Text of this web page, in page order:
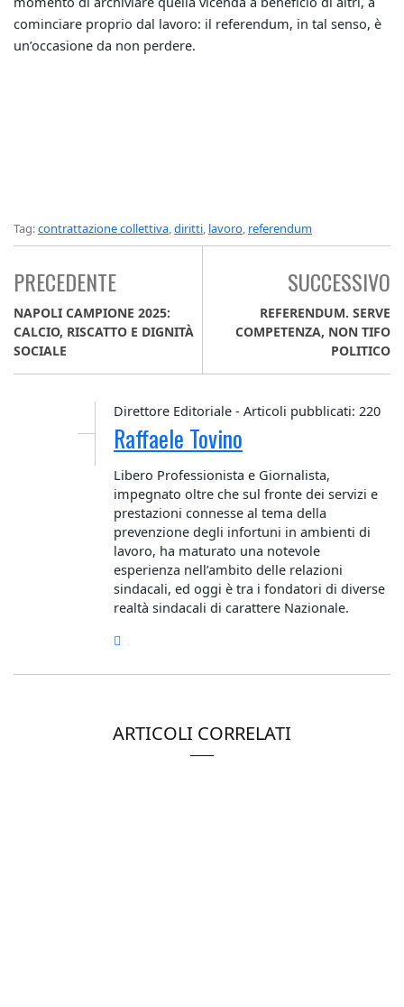
cominciare proprio dal lavoro: il referendum, in tal senso, è
un’occasione da non perdere.
Tag:contrattazione collettiva,diritti, lavoro, referendum
PRECEDENTE
NAPOLI CAMPIONE 2025:
CALCIO, RISCATTO E DIGNITÀ
SOCIALE
SUCCESSIVO
REFERENDUM. SERVE
COMPETENZA, NON TIFO
POLITICO
Direttore Editoriale - Articoli pubblicati: 220
Raffaele Tovino
Libero Professionista e Giornalista,
impegnato oltre che sul fronte dei servizi e
prestazioni connesse al tema della
prevenzione degli infortuni in ambienti di
lavoro, ha maturato una notevole
esperienza nell’ambito delle relazioni
sindacali, ed oggi è tra i fondatori di diverse
realtà sindacali di carattere Nazionale.
ARTICOLI CORRELATI